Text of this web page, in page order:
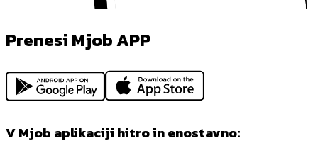
Prenesi Mjob APP
V Mjob aplikaciji hitro in enostavno: